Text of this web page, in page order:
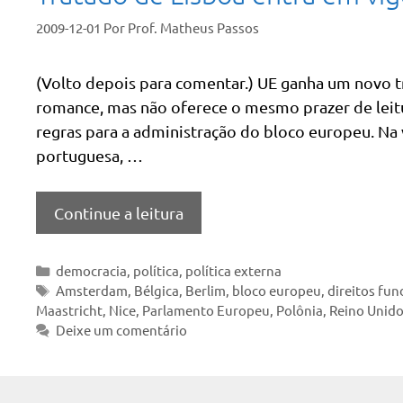
2009-12-01 Por Prof. Matheus Passos
(Volto depois para comentar.) UE ganha um
romance, mas não oferece o mesmo prazer de
regras para a administração do bloco europeu.
portuguesa, …
Continue a leitura
Categorias
democracia, política, política externa
Tags
Amsterdam, Bélgica, Berlim, bloco europeu,direitos
Maastricht, Nice, Parlamento Europeu, Polônia, Reino Unido
Deixe um comentário